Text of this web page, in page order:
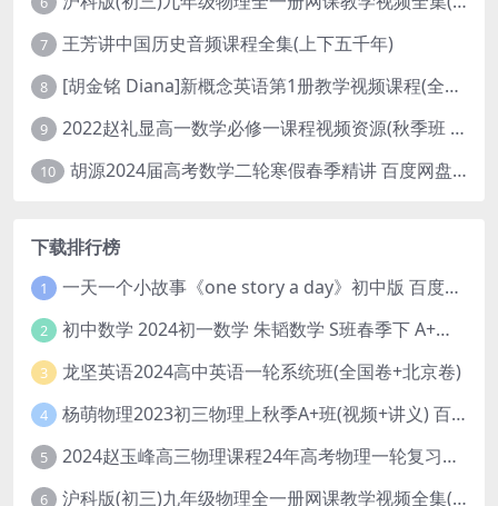
7 王芳讲中国历史音频课程全集(上下五千年)
8 [胡金铭 Diana]新概念英语第1册教学视频课程(全集 百度网盘下载)
9 2022赵礼显高一数学必修一课程视频资源(秋季班 含讲义)百度网盘云
10 胡源2024届高考数学二轮寒假春季精讲 百度网盘分享
下载排行榜
1 一天一个小故事《one story a day》初中版 百度网盘分享下载
2 初中数学 2024初一数学 朱韬数学 S班春季下 A+班春季下 百度云网盘
3 龙坚英语2024高中英语一轮系统班(全国卷+北京卷)
4 杨萌物理2023初三物理上秋季A+班(视频+讲义) 百度网盘分享
5 2024赵玉峰高三物理课程24年高考物理一轮复习网课教程
6 沪科版(初三)九年级物理全一册网课教学视频全集(录播版 杜春雨 66讲)